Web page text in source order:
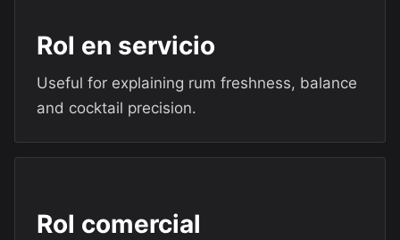
Rol en servicio
Useful for explaining rum freshness, balance
and cocktail precision.
Rol comercial